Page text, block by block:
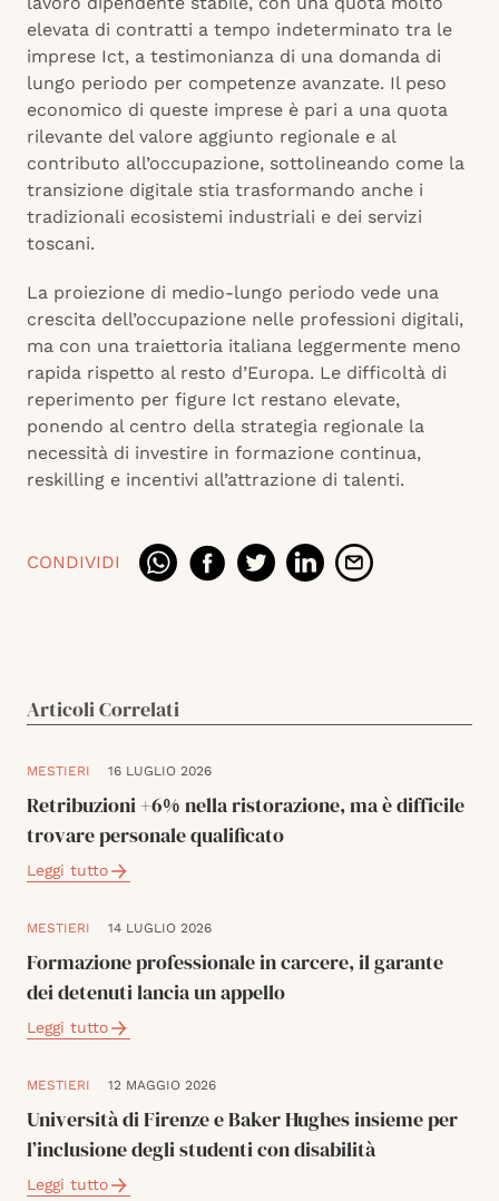
elevata di contratti a tempo indeterminato tra le
imprese Ict, a testimonianza di una domanda di
lungo periodo per competenze avanzate. Il peso
economico di queste imprese è pari a una quota
rilevante del valore aggiunto regionale e al
contributo all’occupazione, sottolineando come la
transizione digitale stia trasformando anche i
tradizionali ecosistemi industriali e dei servizi
toscani.
La proiezione di medio-lungo periodo vede una
crescita dell’occupazione nelle professioni digitali,
ma con una traiettoria italiana leggermente meno
rapida rispetto al resto d’Europa. Le difficoltà di
reperimento per figure Ict restano elevate,
ponendo al centro della strategia regionale la
necessità di investire in formazione continua,
reskilling e incentivi all’attrazione di talenti.
CONDIVIDI
Articoli Correlati
MESTIERI 16 LUGLIO 2026
Retribuzioni +6% nella ristorazione, ma è difficile
trovare personale qualificato
Leggi tutto
MESTIERI 14 LUGLIO 2026
Formazione professionale in carcere, il garante
dei detenuti lancia un appello
Leggi tutto
MESTIERI 12 MAGGIO 2026
Università di Firenze e Baker Hughes insieme per
l’inclusione degli studenti con disabilità
Leggi tutto